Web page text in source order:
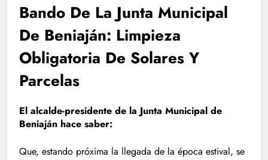
Bando De La Junta Municipal
De Beniaján: Limpieza
Obligatoria De Solares Y
Parcelas
El alcalde-presidente de la Junta Municipal de
Beniaján hace saber:
Que, estando próxima la llegada de la época estival, se